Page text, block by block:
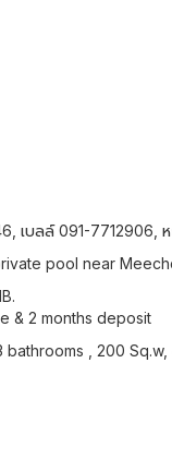
เบลล์ 091-7712906,
pool near
& 2 months deposit
, 200